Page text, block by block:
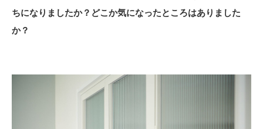
ちになりましたか？どこか気になったところはありました
か？